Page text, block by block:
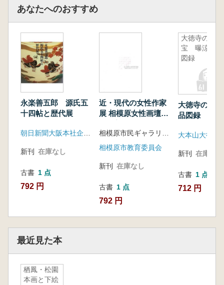
あなたへのおすすめ
永楽善五郎 源氏五
十四帖と歴代展
朝日新聞大阪本社企画部
新刊 在庫なし
古書 1 点
792 円
近・現代の女性作家
展 相模原女性画壇と
相模原市民ギャラリー企画・編集
相模原市教育委員会
新刊 在庫なし
古書 1 点
792 円
大徳寺の名
宝 曝涼品
図録
大徳寺の名
品図録
大本山大徳寺
新刊 在庫なし
古書 1 点
712 円
最近見た本
栖鳳・松園
本画と下絵